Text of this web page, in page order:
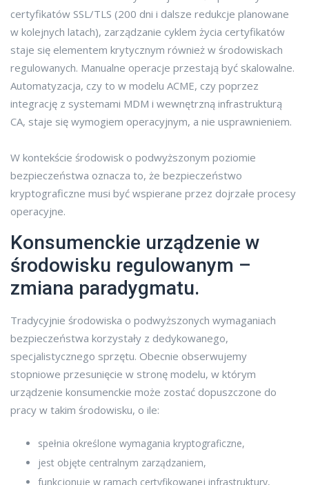
certyfikatów SSL/TLS (200 dni i dalsze redukcje planowane
w kolejnych latach), zarządzanie cyklem życia certyfikatów
staje się elementem krytycznym również w środowiskach
regulowanych. Manualne operacje przestają być skalowalne.
Automatyzacja, czy to w modelu ACME, czy poprzez
integrację z systemami MDM i wewnętrzną infrastrukturą
CA, staje się wymogiem operacyjnym, a nie usprawnieniem.
W kontekście środowisk o podwyższonym poziomie
bezpieczeństwa oznacza to, że bezpieczeństwo
kryptograficzne musi być wspierane przez dojrzałe procesy
operacyjne.
Konsumenckie urządzenie w
środowisku regulowanym –
zmiana paradygmatu.
Tradycyjnie środowiska o podwyższonych wymaganiach
bezpieczeństwa korzystały z dedykowanego,
specjalistycznego sprzętu. Obecnie obserwujemy
stopniowe przesunięcie w stronę modelu, w którym
urządzenie konsumenckie może zostać dopuszczone do
pracy w takim środowisku, o ile:
spełnia określone wymagania kryptograficzne,
jest objęte centralnym zarządzaniem,
funkcjonuje w ramach certyfikowanej infrastruktury,